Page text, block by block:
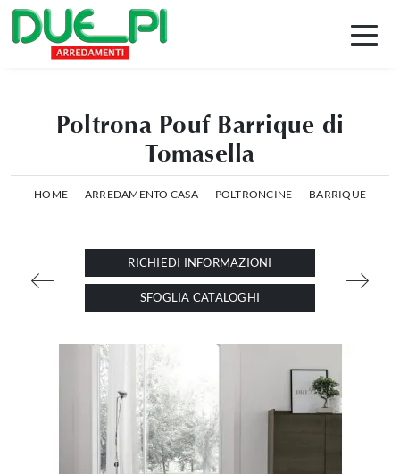
Poltrona Pouf Barrique di
Tomasella
HOME - ARREDAMENTO CASA - POLTRONCINE - BARRIQUE
RICHIEDI INFORMAZIONI
SFOGLIA CATALOGHI